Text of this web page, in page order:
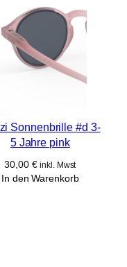
Sonnenbrille #d 3-
5 Jahre pink
30,00 € inkl. Mwst
In den Warenkorb